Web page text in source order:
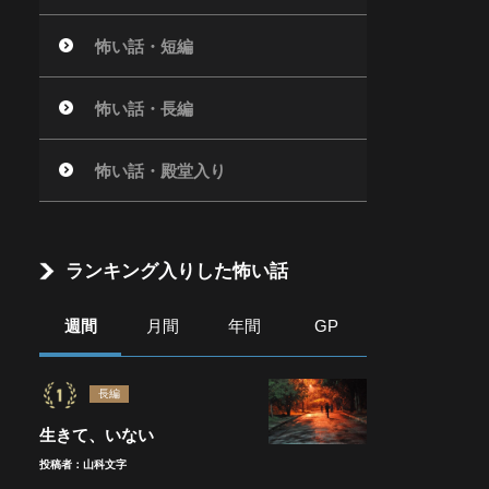
怖い話・短編
怖い話・長編
怖い話・殿堂入り
ランキング入りした怖い話
週間 月間 年間 GP
長編
生きて、いない
投稿者：山科文字